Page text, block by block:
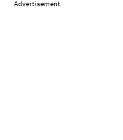
Advertisement